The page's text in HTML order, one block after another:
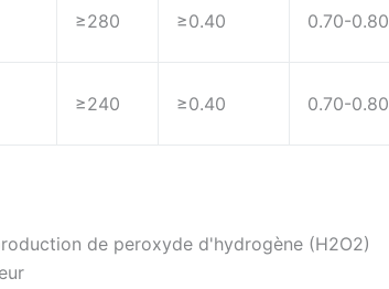
≥280 ≥0.40 0.70-0.80
≥240 ≥0.40 0.70-0.80
de peroxyde d'hydrogène (H2O2)